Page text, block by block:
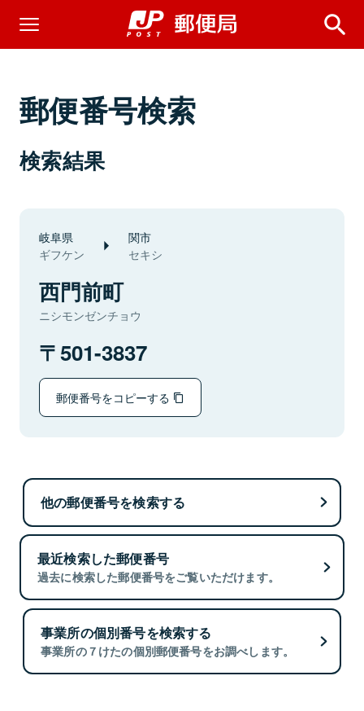
郵便番号検索
検索結果
岐阜県
ギフケン
関市
セキシ
西門前町
ニシモンゼンチョウ
501-3837
郵便番号をコピーする
他の郵便番号を検索する
最近検索した郵便番号
過去に検索した郵便番号をご覧いただけます。
事業所の個別番号を検索する
事業所の７けたの個別郵便番号をお調べします。